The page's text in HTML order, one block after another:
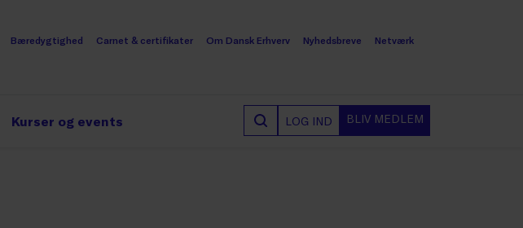
Bæredygtighed Carnet & certifikater Om Dansk Erhverv Nyhedsbreve Netværk
Kurser og events LOG IND BLIV MEDLEM